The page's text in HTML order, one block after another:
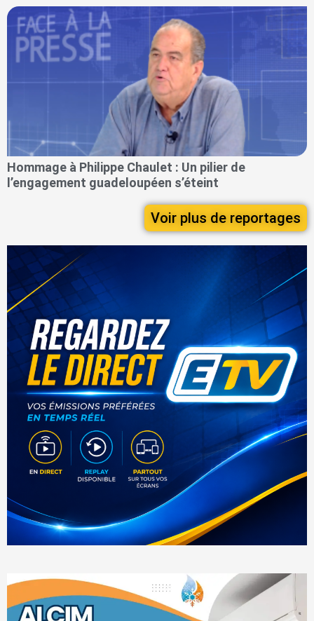
Hommage à Philippe Chaulet : Un pilier de
l’engagement guadeloupéen s’éteint
Voir plus de reportages